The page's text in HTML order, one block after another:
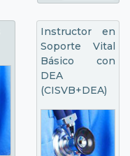
Instructor en
Soporte Vital
Básico con
DEA
(CISVB+DEA)